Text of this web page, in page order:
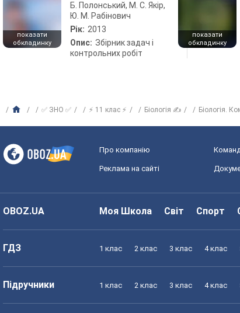
показати
обкладинку
Б. Полонський, М. С. Якір,
Ю. М. Рабінович
Рік: 2013
Опис: Збірник задач і
контрольних робіт
показати
обкладинку
✅ ЗНО ✅ ⚡ 11 клас ⚡ Біологія ✍ Біологія.
Про компанію
Реклама на сайті
OBOZ.UA Моя Школа Світ Спорт
ГДЗ 1 клас 2 клас 3 клас 4 клас
Підручники 1 клас 2 клас 3 клас 4 клас